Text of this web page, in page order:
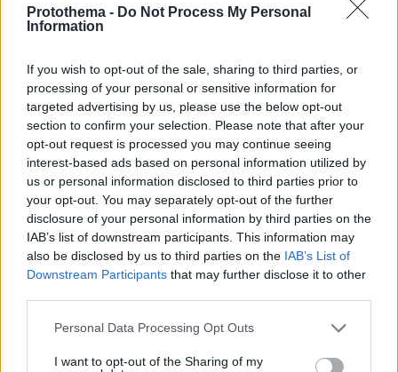
Protothema - Do Not Process My Personal
Information
If you wish to opt-out of the sale, sharing to third parties, or
processing of your personal or sensitive information for
targeted advertising by us, please use the below opt-out
section to confirm your selection. Please note that after your
opt-out request is processed you may continue seeing
interest-based ads based on personal information utilized by
us or personal information disclosed to third parties prior to
your opt-out. You may separately opt-out of the further
disclosure of your personal information by third parties on the
IAB’s list of downstream participants. This information may
also be disclosed by us to third parties on the IAB’s List of
Downstream Participants that may further disclose it to other
Please note that this website/app uses one or more Google
not limited to your visit or usage behaviour. You may click to
Personal Data Processing Opt Outs
I want to opt-out of the Sharing of my
Συνετρίβη πυροσβεστικό ελικόπτερο
πυρκαγιά στη Γιούτα
08.08.2026, 09:34
Προήχθη σε Αστυνόμο Α' η
Κωνσταντία Δημογλίδου
08.08.2026, 14:57
Θρήνος για τον Μέσι: Πέθανε στα 68
του χρόνια ο πατέρας του, Χόρχε -